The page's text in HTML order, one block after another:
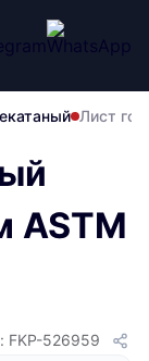
Лист
ASTM
FKP-526959